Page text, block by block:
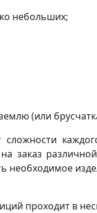
небольших;
(или
заказ
необходимое
проходит в